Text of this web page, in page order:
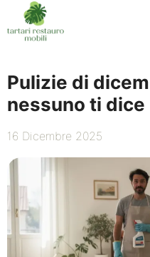
al
contenuto
Pulizie di
nessuno ti dice
16 Dicembre 2025